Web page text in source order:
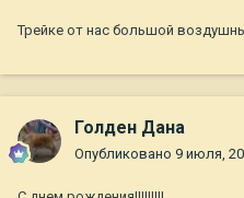
Трейке от нас большой
Голден Дана
Опубликовано 9 июля,